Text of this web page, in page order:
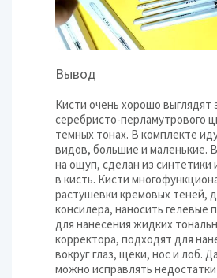
Вывод
Кисти очень хорошо выглядят
серебристо-перламутрового
темных тонах. В комплекте
видов, большие и маленькие.
на ощуп, сделан из синтетики
в кисть. Кисти
растушевки кремовых теней,
консилера, наносить гелевые
для нанесения жидких
корректора, подходят для
вокруг глаз, щёки, нос и лоб.
можно исправлять